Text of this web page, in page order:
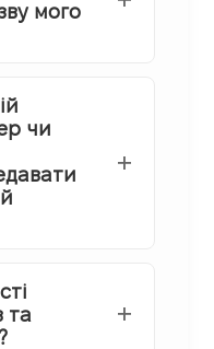
мого
чи
та